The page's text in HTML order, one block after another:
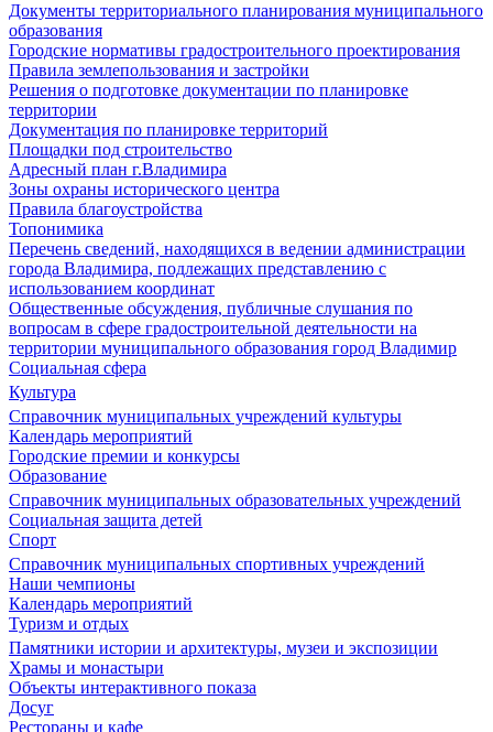
Документы территориального планирования муниципального
образования
Городские нормативы градостроительного проектирования
Правила землепользования и застройки
Решения о подготовке документации по планировке
территории
Документация по планировке территорий
Площадки под строительство
Адресный план г.Владимира
Зоны охраны исторического центра
Правила благоустройства
Топонимика
Перечень сведений, находящихся в ведении администрации
города Владимира, подлежащих представлению с
использованием координат
Общественные обсуждения, публичные слушания по
вопросам в сфере градостроительной деятельности на
территории муниципального образования город Владимир
Социальная сфера
Культура
Справочник муниципальных учреждений культуры
Календарь мероприятий
Городские премии и конкурсы
Образование
Справочник муниципальных образовательных учреждений
Социальная защита детей
Спорт
Справочник муниципальных спортивных учреждений
Наши чемпионы
Календарь мероприятий
Туризм и отдых
Памятники истории и архитектуры, музеи и экспозиции
Храмы и монастыри
Объекты интерактивного показа
Досуг
Рестораны и кафе